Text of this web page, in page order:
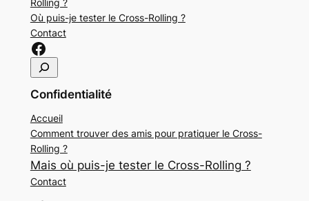
Rolling ?
Où puis-je tester le Cross-Rolling ?
Contact
Lien sur Facebook Cross-Rolling
e
c
e
r
c
h
e
Confidentialité
Accueil
Comment trouver des amis pour pratiquer le Cross-
Rolling ?
Mais où puis-je tester le Cross-Rolling ?
Contact